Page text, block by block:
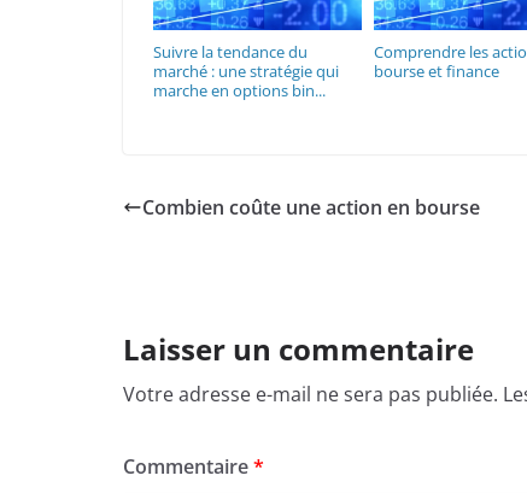
Suivre la tendance du
marché : une stratégie qui
marche en options bin...
Comprendre les
bourse et finance
Combien coûte une action en bourse
Laisser un commentaire
Votre adresse e-mail ne sera pas publiée.
Commentaire*